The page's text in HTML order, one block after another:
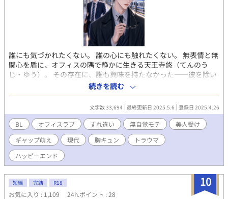
誰にも気づかれたくない。 誰の心にも触れたくない。 無表情と無
関心を盾に、オフィスの隅で静かに生きる天王寺悠（てんのう
じ・ゆう）。 その存在に、誰も興味を持たなかった――彼を除い
て。 明るく人懐こい営業マン・梅田隼人（うめだ・はやと）は、
偶然見た「眼鏡を外した天王寺」の姿に、衝撃を受ける。 無機質
な顔の奥に隠れていたのは、 誰よりも美しく、誰よりも脆い、ひ
とりの青年だった。 気づいてしまったから、もう目を逸らせな
い。 知りたくなったから、もう引き返せない。 すれ違いと無関
心、 優しさと孤独、 微かな笑顔と、隠された心。 これは、 触れ
れば壊れそうな彼に、 それでも手を伸ばしてしまった、 不器用な
男たちの恋のはなし。
続きを読む
文字数 33,694 最終更新日 2025.5.6 登録日 2025.4.26
BL オフィスラブ すれ違い 無自覚モテ
美人受け
ギャップ萌え
現代 胸キュン
トラウマ
ハッピーエンド
10
短編 完結 R18
お気に入り : 1,109 24h.ポイント : 28